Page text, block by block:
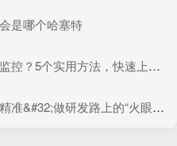
是哪个哈塞特
个实用方法，快速上手零难度！
做研发路上的“火眼金睛”